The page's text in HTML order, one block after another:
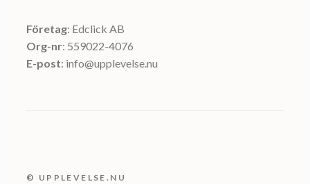
Företag: Edclick AB
Org-nr: 559022-4076
E-post: info@upplevelse.nu
© UPPLEVELSE.NU